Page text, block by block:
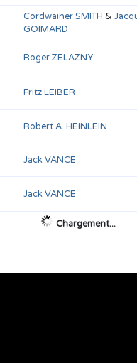
Cordwainer SMITH&
GOIMARD
Roger ZELAZNY
Fritz LEIBER
Robert A. HEINLEIN
Jack VANCE
Jack VANCE
Jack VANCE